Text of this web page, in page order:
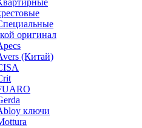
оригинал
(Китай)
ключи